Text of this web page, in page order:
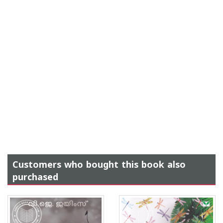
Customers who bought this book also
purchased